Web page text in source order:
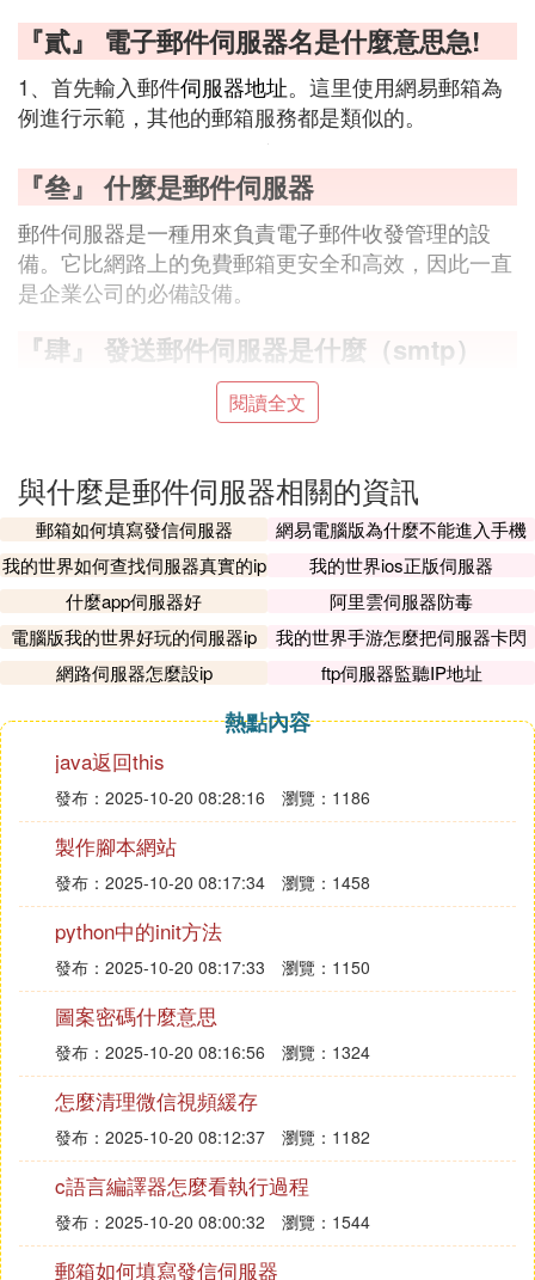
『貳』 電子郵件伺服器名是什麼意思急!
1、首先輸入郵件伺服器地址。這里使用網易郵箱為
例進行示範，其他的郵箱服務都是類似的。
『叄』 什麼是郵件伺服器
郵件伺服器是一種用來負責電子郵件收發管理的設
備。它比網路上的免費郵箱更安全和高效，因此一直
是企業公司的必備設備。
『肆』 發送郵件伺服器是什麼（smtp）
SMTP 的全稱是「Simple Mail Transfer Protocol」，
即簡單郵件傳輸協議。它是一組用於從源地址到目的
式。SMTP 協議屬於 TCP/IP 協議簇，它幫助每台計
算機在發送或中轉信件時找到下一個目的地。SMTP
伺服器就是遵循 SMTP 協議的發送郵件伺服器。
『伍』 什麼是第三方郵件伺服器
例如你在學校，你用學校的郵件伺服器，就不是第三
方，也就是網內的伺服器，你若用往外的伺服器，例
『陸』 郵件伺服器的作用是什麼
收發電子郵件。
當多個工作組、部門和骨幹網連接在一起的時候，企
業間需要連網，一個系統連接了很多很多的網路，Int
ernet已經變得十分普遍和重要，電子郵件是網際網
路上最為流行的應用之一。
如同郵遞員分發投遞傳統郵件一樣，電子郵件也是非
同步的，也就是說人們是在方便的時候發送和閱讀郵
件的，無須預先與別人協同。
與傳統郵件不同的是，電子郵件既迅速，又易於分
發，而且成本低廉。另外，現代的電子郵件消息可以
包含超鏈接、HTML格式文本、圖像、聲音甚至視頻
數據。
(6)什麼是郵件伺服器擴展閱讀
SMTP簡介——
閱讀全文
與什麼是郵件伺服器相關的資訊
郵箱如何填寫發信伺服器
網易電腦版為什麼不能進入手機
伺服器
我的世界如何查找伺服器真實的ip
我的世界ios正版伺服器
什麼app伺服器好
阿里雲伺服器防毒
電腦版我的世界好玩的伺服器ip
我的世界手游怎麼把伺服器卡閃
退
網路伺服器怎麼設ip ftp伺服器監聽IP地址
熱點內容
java返回this
發布：2025-10-20 08:28:16 瀏覽：1186
製作腳本網站
發布：2025-10-20 08:17:34 瀏覽：1458
python中的init方法
發布：2025-10-20 08:17:33 瀏覽：1150
圖案密碼什麼意思
發布：2025-10-20 08:16:56 瀏覽：1324
怎麼清理微信視頻緩存
發布：2025-10-20 08:12:37 瀏覽：1182
c語言編譯器怎麼看執行過程
發布：2025-10-20 08:00:32 瀏覽：1544
郵箱如何填寫發信伺服器